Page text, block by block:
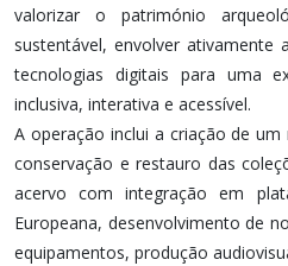
valorizar o património
sustentável, envolver ativamente
tecnologias digitais para uma
inclusiva, interativa e acessível.
A operação inclui a criação de
conservação e restauro das
acervo com integração em
Europeana, desenvolvimento de
equipamentos, produção